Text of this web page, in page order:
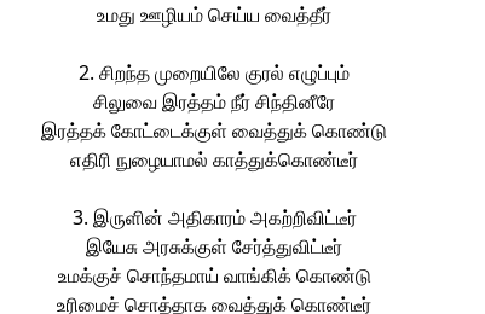
உமது ஊழியம் செய்ய வைத்தீர்
2. சிறந்த முறையிலே குரல் எழுப்பும்
சிலுவை இரத்தம் நீர் சிந்தினீரே
இரத்தக் கோட்டைக்குள் வைத்துக் கொண்டு
எதிரி நுழையாமல் காத்துக்கொண்டீர்
3. இருளின் அதிகாரம் அகற்றிவிட்டீர்
இயேசு அரசுக்குள் சேர்த்துவிட்டீர்
உமக்குச் சொந்தமாய் வாங்கிக் கொண்டு
உரிமைச் சொத்தாக வைத்துக் கொண்டீர்